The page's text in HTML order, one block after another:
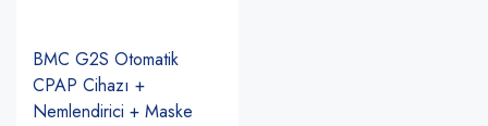
BMC G2S Otomatik
CPAP Cihazı +
Nemlendirici + Maske